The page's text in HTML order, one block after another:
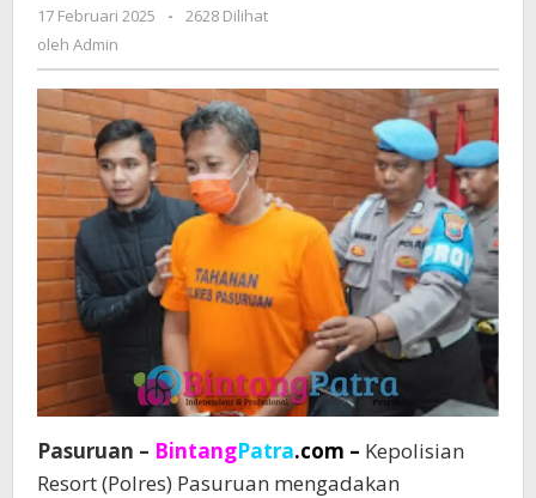
17 Februari 2025
oleh
-
2628 Dilihat
oleh Admin
Pasuruan – BintangPatra.com – Kepolisian
Resort (Polres) Pasuruan mengadakan